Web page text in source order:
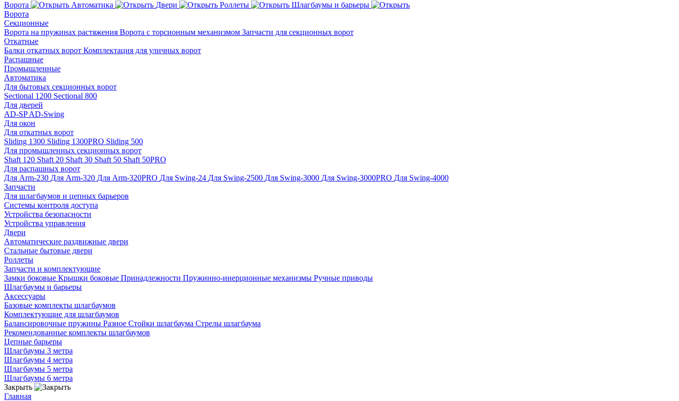
Ворота Автоматика Двери Роллеты
Шлагбаумы и барьеры
Ворота
Секционные
Ворота на пружинах растяжения Ворота с торсионным механизмом Запчасти для секционных ворот
Откатные
Балки откатных ворот Комплектация для уличных ворот
Распашные
Промышленные
Автоматика
Для бытовых секционных ворот
Sectional 1200 Sectional 800
Для дверей
AD-SPAD-Swing
Для окон
Для откатных ворот
Sliding 1300 Sliding 1300PRO Sliding 500
Для промышленных секционных ворот
Shaft 120 Shaft 20 Shaft 30 Shaft 50 Shaft 50PRO
Для распашных ворот
Для Arm-230 Для Arm-320 Для Arm-320PRO Для Swing-24 Для Swing-2500 Для Swing-3000 Для Swing-3000PRO Для Swing-4000
Запчасти
Для шлагбаумов и цепных барьеров
Системы контроля доступа
Устройства безопасности
Устройства управления
Двери
Автоматические раздвижные двери
Стальные бытовые двери
Роллеты
Запчасти и комплектующие
Замки боковые Крышки боковые Принадлежности Пружинно-инерционные механизмы Ручные приводы
Шлагбаумы и барьеры
Аксессуары
Базовые комплекты шлагбаумов
Комплектующие для шлагбаумов
Балансировочные пружины Разное Стойки шлагбаума Стрелы шлагбаума
Рекомендованные комплекты шлагбаумов
Цепные барьеры
Шлагбаумы 3 метра
Шлагбаумы 4 метра
Шлагбаумы 5 метра
Шлагбаумы 6 метра
Закрыть
Главная